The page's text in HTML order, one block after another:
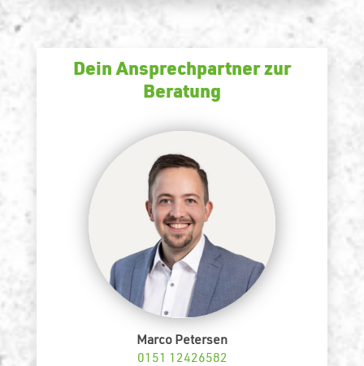
Dein Ansprechpartner zur
Beratung
Marco Petersen
0151 12426582